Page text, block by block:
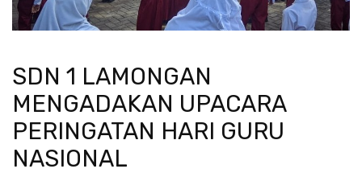
SDN 1 LAMONGAN
MENGADAKAN UPACARA
PERINGATAN HARI GURU
NASIONAL